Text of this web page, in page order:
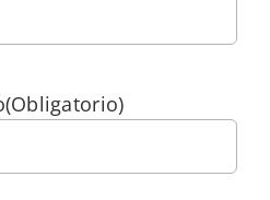
(Obligatorio)